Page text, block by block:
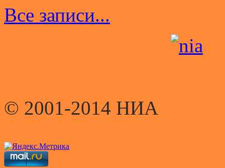
Все записи...
© 2001-2014 НИА